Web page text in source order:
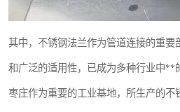
其中，不锈钢法兰作为管道连接的重要
和广泛的适用性，已成为多种行业中**
枣庄作为重要的工业基地，所生产的不